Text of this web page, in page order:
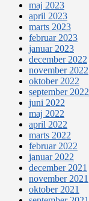
maj 2023
april 2023
marts 2023
februar 2023
januar 2023
december 2022
november 2022
oktober 2022
september 2022
juni 2022
maj 2022
april 2022
marts 2022
februar 2022
januar 2022
december 2021
november 2021
oktober 2021